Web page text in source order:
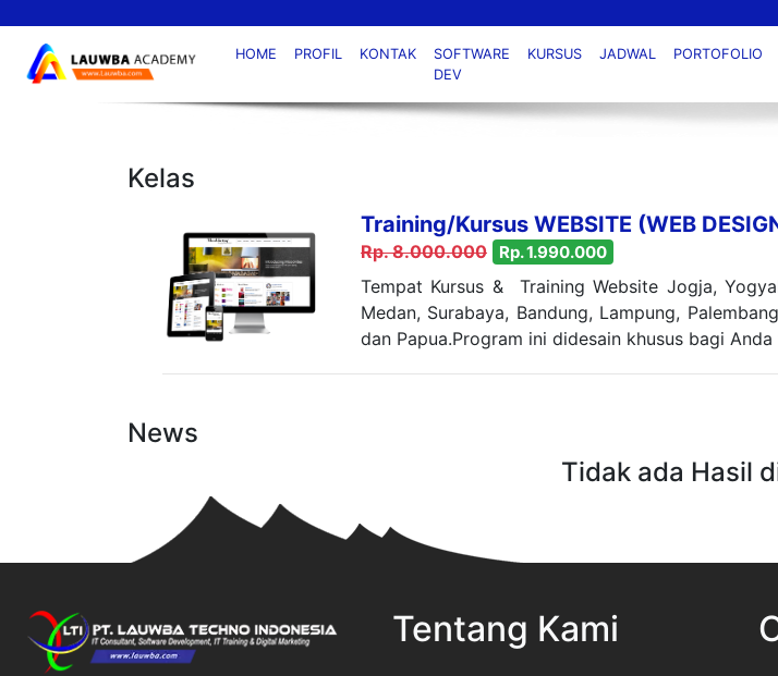
HOME PROFIL KONTAK
SOFTWARE
DEV
KURSUS JADWAL PORTOFOLIO
Kelas
Training/Kursus WEBSITE (WEB
Rp. 8.000.000 Rp. 1.990.000
Tempat Kursus & Training Website Jogja,
Medan, Surabaya, Bandung, Lampung,
dan Papua.Program ini didesain khusus bagi
News
Tidak ada Hasil
Tentang Kami